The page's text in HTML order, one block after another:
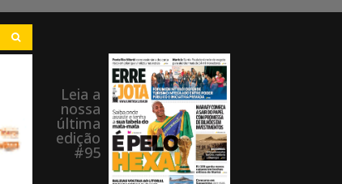
Leia a
nossa
última
edição
#95